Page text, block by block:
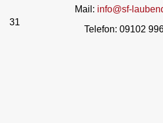
31
Mail: info@sf-
Telefon: 09102